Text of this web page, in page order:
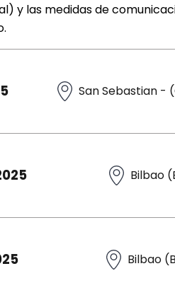
las medidas de
San Sebastian -
Bilbao
Bilbao